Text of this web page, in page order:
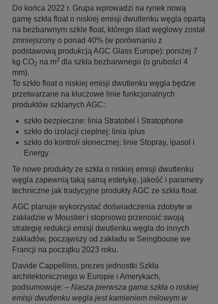
Do końca 2022 r. Grupa wprowadzi na rynek nową
gamę szkła float o niskiej emisji dwutlenku węgla opartą
na bezbarwnym szkle float, którego ślad węglowy został
zmniejszony o ponad 40% (w porównaniu z
podstawową produkcją AGC Glass Europe): poniżej 7
kg CO2 na m2 dla szkła bezbarwnego (o grubości 4
mm).
To szkło float o niskiej emisji dwutlenku węgla będzie
przetwarzane na kluczowe linie funkcjonalnych
produktów szklanych AGC:
szkło bezpieczne: linia Stratobel i Stratophone
szkło do izolacji cieplnej: linia iplus
szkło do kontroli słonecznej: linie Stopray, ipasol i
Energy
Te nowe produkty ze szkła o niskiej emisji dwutlenku
węgla zapewnią taką samą estetykę, jakość i parametry
techniczne jak tradycyjne produkty AGC ze szkła float.
AGC planuje wykorzystać doświadczenia zdobyte w
zakładzie w Moustier i stopniowo przenosić swoją
strategię redukcji emisji dwutlenku węgla do innych
zakładów, począwszy od zakładu w Seingbouse we
Francji na początku 2023 roku.
Davide Cappellino, prezes jednostki Szkła
architektonicznego w Europie i Amerykach,
podsumowuje: – Nasza pierwsza gama szkła o niskiej
emisji dwutlenku węgla jest kamieniem milowym w